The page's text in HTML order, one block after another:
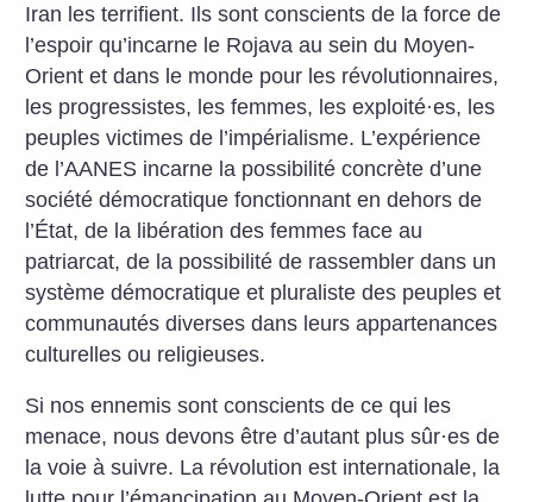
Iran les terrifient. Ils sont conscients de la force de
l’espoir qu’incarne le Rojava au sein du Moyen-
Orient et dans le monde pour les révolutionnaires,
les progressistes, les femmes, les exploité·es, les
peuples victimes de l’impérialisme. L’expérience
de l’AANES incarne la possibilité concrète d’une
société démocratique fonctionnant en dehors de
l’État, de la libération des femmes face au
patriarcat, de la possibilité de rassembler dans un
système démocratique et pluraliste des peuples et
communautés diverses dans leurs appartenances
culturelles ou religieuses.
Si nos ennemis sont conscients de ce qui les
menace, nous devons être d’autant plus sûr·es de
la voie à suivre. La révolution est internationale, la